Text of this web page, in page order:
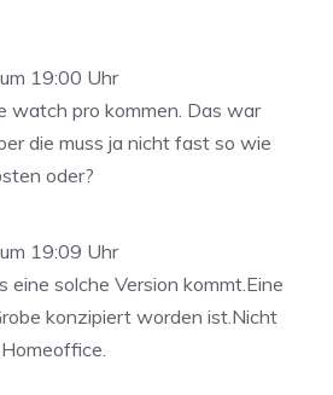
19:00 Uhr
watch pro kommen. Das war
die muss ja nicht fast so wie
oder?
19:09 Uhr
eine solche Version kommt.Eine
konzipiert worden ist.Nicht